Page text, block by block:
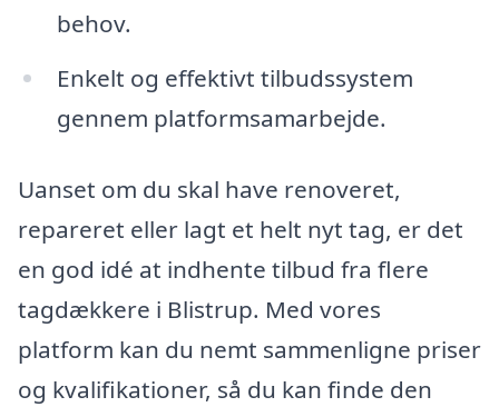
behov.
Enkelt og effektivt tilbudssystem
gennem platformsamarbejde.
Uanset om du skal have renoveret,
repareret eller lagt et helt nyt tag, er det
en god idé at indhente tilbud fra flere
tagdækkere i Blistrup. Med vores
platform kan du nemt sammenligne priser
og kvalifikationer, så du kan finde den